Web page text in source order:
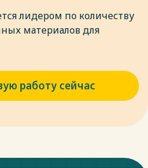
- 86.
после покупки
лидером по количеству
материалов для
работу сейчас